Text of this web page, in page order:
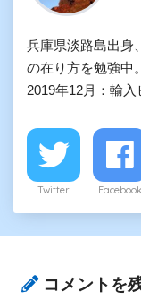
兵庫県淡路島出身
の在り方を勉強中
2019年12月：輸入
Twitter Facebook
コメントを